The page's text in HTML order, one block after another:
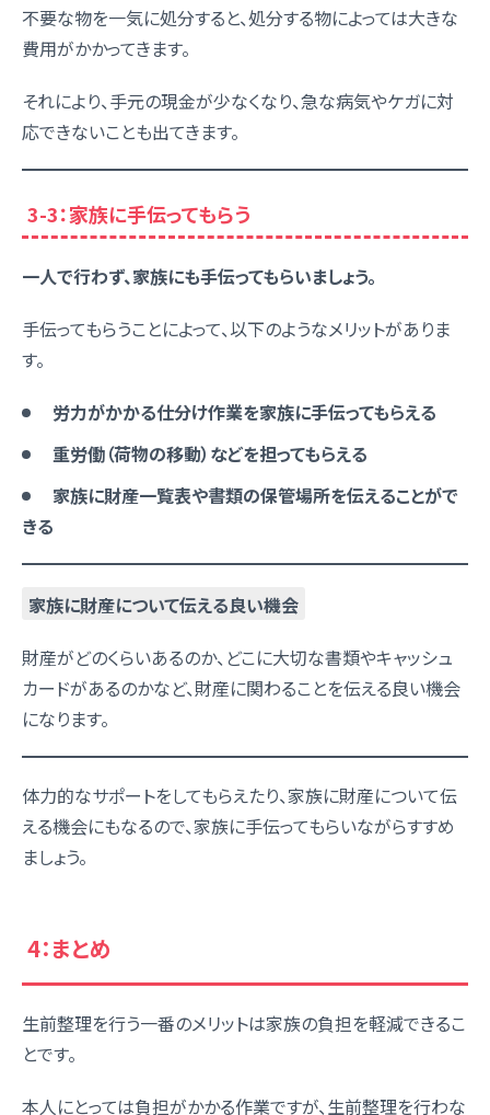
不要な物を一気に処分すると、処分する物によっては大きな
費用がかかってきます。
それにより、手元の現金が少なくなり、急な病気やケガに対
応できないことも出てきます。
3-3：家族に手伝ってもらう
一人で行わず、家族にも手伝ってもらいましょう。
手伝ってもらうことによって、以下のようなメリットがありま
す。
労力がかかる仕分け作業を家族に手伝ってもらえる
重労働（荷物の移動）などを担ってもらえる
家族に財産一覧表や書類の保管場所を伝えることがで
きる
家族に財産について伝える良い機会
財産がどのくらいあるのか、どこに大切な書類やキャッシュ
カードがあるのかなど、財産に関わることを伝える良い機会
になります。
体力的なサポートをしてもらえたり、家族に財産について伝
える機会にもなるので、家族に手伝ってもらいながらすすめ
ましょう。
4：まとめ
生前整理を行う一番のメリットは家族の負担を軽減できるこ
とです。
本人にとっては負担がかかる作業ですが、生前整理を行わな